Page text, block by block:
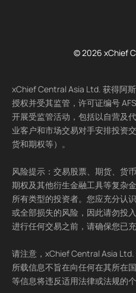
© 2026 xChief
xChief Central Asia Ltd. 获得阿
授权并受其监管，许可证编号
开展受监管活动，包括以自营及
业客户和市场交易对手安排投资
货和期权等）。
风险提示：交易股票、期货、货
期权及其他衍生金融工具等复杂
所有类型的投资者。您应充分认
或全部损失的风险，因此请勿投
进行任何交易之前，请确保您已
请注意，xChief Central Asia
所载信息不旨在向任何在其所在
等信息将违反适用法律或法规的